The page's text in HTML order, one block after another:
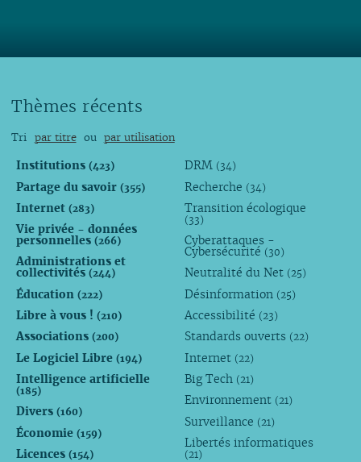
Thèmes récents
Tri par titre ou par utilisation
Institutions (423)
Partage du savoir (355)
Internet (283)
Vie privée - données
personnelles (266)
Administrations et
collectivités (244)
Éducation (222)
Libre à vous ! (210)
Associations (200)
Le Logiciel Libre (194)
Intelligence artificielle
(185)
Divers (160)
Économie (159)
Licences (154)
DRM (34)
Recherche (34)
Transition écologique
(33)
Cyberattaques -
Cybersécurité (30)
Neutralité du Net (25)
Désinformation (25)
Accessibilité (23)
Standards ouverts (22)
Internet (22)
Big Tech (21)
Environnement (21)
Surveillance (21)
Libertés informatiques
(21)